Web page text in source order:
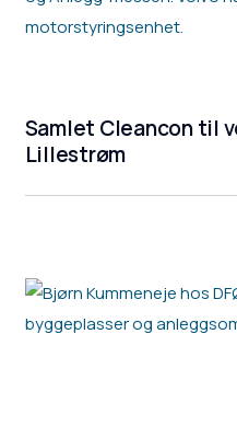
Samlet Cleancon til
Lillestrøm